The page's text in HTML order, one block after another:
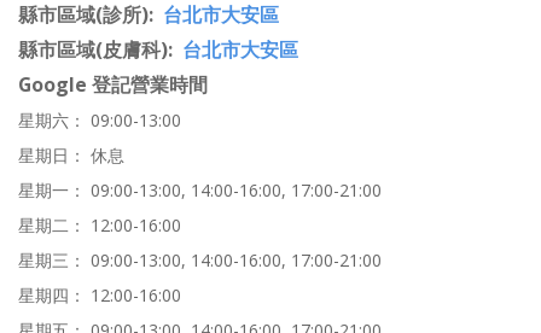
縣市區域(診所) 台北市大安區
縣市區域(皮膚科) 台北市大安區
Google 登記營業時間
星期六： 09:00-13:00
星期日： 休息
星期一： 09:00-13:00, 14:00-16:00, 17:00-21:00
星期二： 12:00-16:00
星期三： 09:00-13:00, 14:00-16:00, 17:00-21:00
星期四： 12:00-16:00